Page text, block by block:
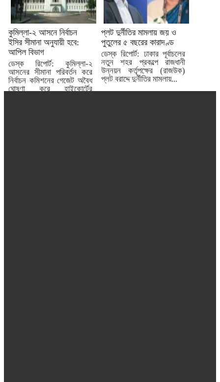
কুমিল্লা-২ আসনে নির্বাচন
ইসির সীমানা অনুযায়ী হবে:
আপিল বিভাগ
ডেস্ক রিপোর্ট: কুমিল্লা-২
আসনের সীমানা পরিবর্তন করে
নির্বাচন কমিশনের গেজেট অবৈধ
ঘোষণা করে হাইকোর্টের
প্লট দুর্নীতির মামলায় জয় ও
পুতুলের ৫ বছরের কারাদণ্ড
ডেস্ক রিপোর্ট: ঢাকার পূর্বাচলের
নতুন শহর প্রকল্পে রাজধানী
উন্নয়ন কর্তৃপক্ষের (রাজউক)
প্লট বরাদ্দে দুর্নীতির মামলায়...